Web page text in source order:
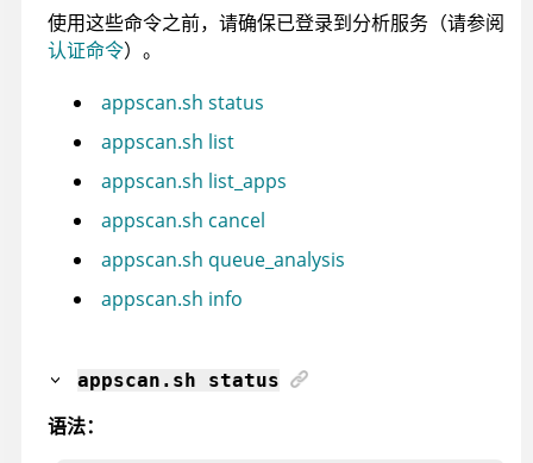
使用这些命令之前，请确保已登录到分析服务（请参阅
认证命令）。
appscan.sh status
appscan.sh list
appscan.sh list_apps
appscan.sh cancel
appscan.sh queue_analysis
appscan.sh info
appscan .sh status
语法：